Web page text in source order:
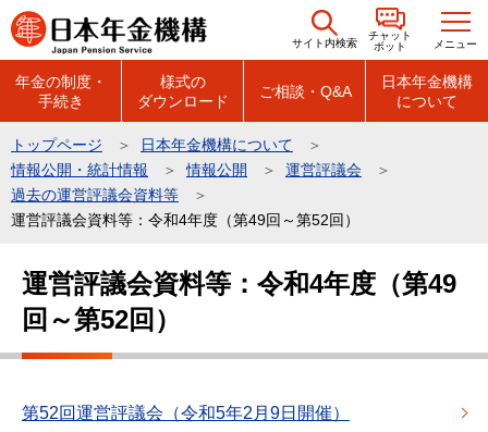
こ
の
の
先
頭
サイト内検索
チャット
ボット
メニュー
年金の制度・
手続き
様式の
ダウンロード
ご相談・Q&A
日本年金機構
について
トップページ
日本年金機構について
情報公開・統計情報
情報公開
運営評議会
過去の運営評議会資料等
運営評議会資料等：令和4年度（第49回～第52回）
運営評議会資料等：令和4年度（第49
回～第52回）
第52回運営評議会（令和5年2月9日開催）